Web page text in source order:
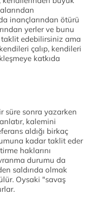
inançlarından ötürü
yerler ve bunu
taklit edebilirsiniz ama
çalıp, kendileri
katkıda
süre sonra yazarken
kalemini
aldığı birkaç
kadar taklit eder
haklarını
durumu da
saldırıda olmak
Oysaki "savaş